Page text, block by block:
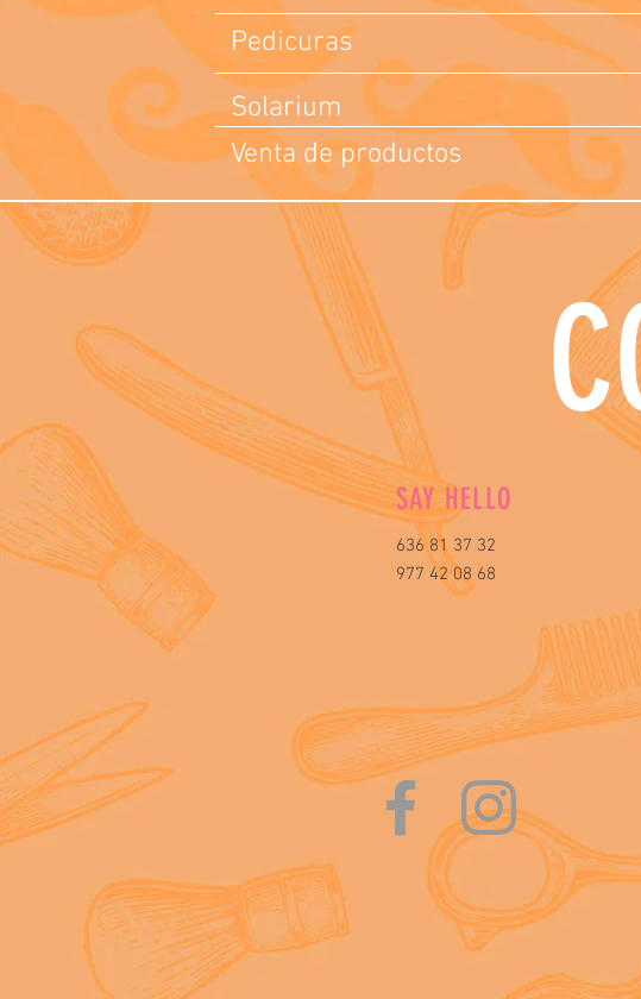
Pedicuras
Solarium
Venta de productos
SAY HELLO
636 81 37 32
977 42 08 68